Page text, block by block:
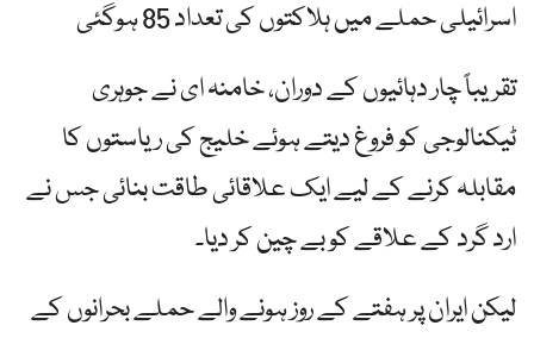
اسرائیلی حملے میں ہلاکتوں کی تعداد 85 ہوگئی
تقریباً چار دہائیوں کے دوران، خامنہ ای نے جوہری
ٹیکنالوجی کو فروغ دیتے ہوئے خلیج کی ریاستوں کا
مقابلہ کرنے کے لیے ایک علاقائی طاقت بنائی جس نے
ارد گرد کے علاقے کو بے چین کر دیا۔
لیکن ایران پر ہفتے کے روز ہونے والے حملے بحرانوں کے